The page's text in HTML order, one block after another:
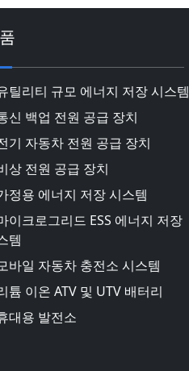
틸리티 규모 에너지 저장 시스템
신 백업 전원 공급 장치
기 자동차 전원 공급 장치
상 전원 공급 장치
정용 에너지 저장 시스템
이크로그리드 ESS 에너지 저장
템
바일 자동차 충전소 시스템
튬 이온 ATV 및 UTV 배터리
대용 발전소